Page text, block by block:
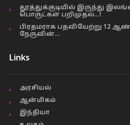
தூத்துக்குடியில் இருந்து
பொருட்கள் பறிமுதல்…!
பிரதமராக பதவியேற்று 12
நேருவின்…
Links
அரசியல்
ஆன்மிகம்
இந்தியா